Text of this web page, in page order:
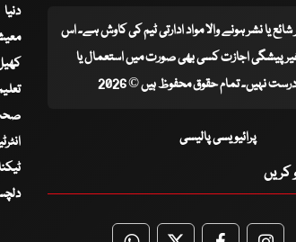
شائع یا نشر ہونے والا مواد ادارتی ٹیم کی کاوش ہے۔ اس
پیشگی اجازت کسی بھی صورت میں استعمال یا
نہیں۔ تمام حقوق محفوظ ہیں © 2026
پرائیویسی پالیسی
کریں
دنیا